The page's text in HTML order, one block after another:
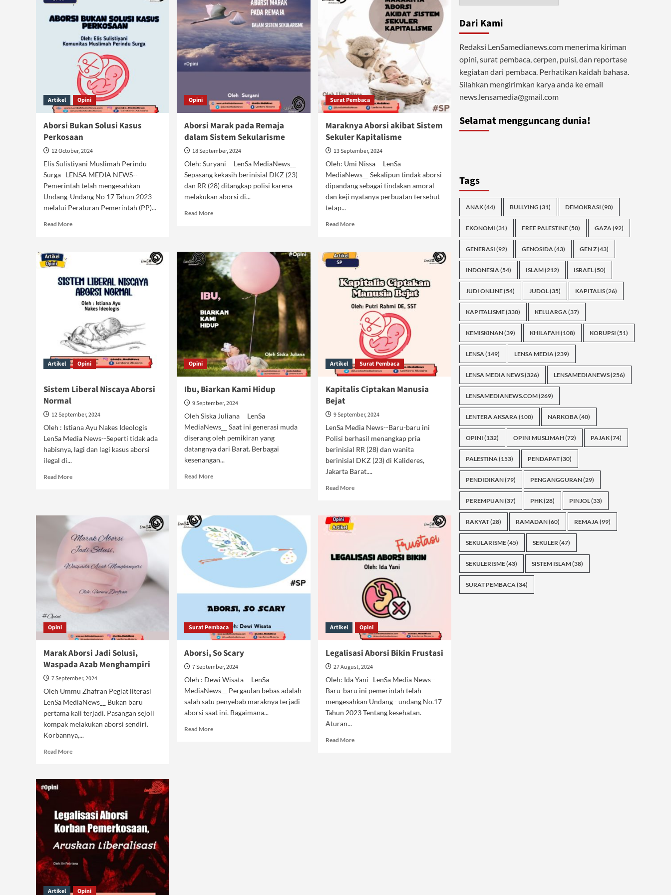
Artikel Opini
Aborsi Bukan Solusi Kasus
Perkosaan
12 October, 2024
Elis Sulistiyani Muslimah Perindu
Surga LENSA MEDIA NEWS--
Pemerintah telah mengesahkan
Undang-Undang No 17 Tahun 2023
melalui Peraturan Pemerintah (PP)...
Read MoreRead
Kasus
Perkosaan
Opini
Aborsi Marak pada Remaja
dalam Sistem Sekularisme
18 September, 2024
Oleh: Suryani LenSa MediaNews__
Sepasang kekasih berinisial DKZ (23)
dan RR (28) ditangkap polisi karena
melakukan aborsi di...
Read MoreRead
pada
Remaja
dalam
Sekularisme
Surat Pembaca
Maraknya Aborsi akibat Sistem
Sekuler Kapitalisme
13 September, 2024
Oleh: Umi Nissa LenSa
MediaNews__ Sekalipun tindak aborsi
dipandang sebagai tindakan amoral
dan keji nyatanya perbuatan tersebut
tetap...
Read MoreRead
Maraknya
Aborsi
akibat
Sistem
Sekuler
Kapitalisme
Artikel Opini
Sistem Liberal Niscaya Aborsi
Normal
12 September, 2024
Oleh : Istiana Ayu Nakes Ideologis
LenSa Media News--Seperti tidak ada
habisnya, lagi dan lagi kasus aborsi
ilegal di...
Read MoreRead
Niscaya
Aborsi
Normal
Opini
Ibu, Biarkan Kami Hidup
9 September, 2024
Oleh Siska Juliana LenSa
MediaNews__ Saat ini generasi muda
diserang oleh pemikiran yang
datangnya dari Barat. Berbagai
kesenangan...
Read MoreRead
Hidup
Artikel Surat Pembaca
Kapitalis Ciptakan Manusia
Bejat
9 September, 2024
LenSa Media News--Baru-baru ini
Polisi berhasil menangkap pria
berinisial RR (28) dan wanita
berinisial DKZ (23) di Kalideres,
Jakarta Barat....
Read MoreRead
Kapitalis
Ciptakan
Opini
Marak Aborsi Jadi Solusi,
Waspada Azab Menghampiri
7 September, 2024
Oleh Ummu Zhafran Pegiat literasi
LenSa MediaNews__ Bukan baru
pertama kali terjadi. Pasangan sejoli
kompak melakukan aborsi sendiri.
Korbannya,...
Read MoreRead
Marak
Aborsi
Jadi
Solusi,
Waspada
Azab
Menghampiri
Surat Pembaca
Aborsi, So Scary
7 September, 2024
Oleh : Dewi Wisata LenSa
MediaNews__ Pergaulan bebas adalah
salah satu penyebab maraknya terjadi
aborsi saat ini. Bagaimana...
Read MoreRead
Artikel Opini
Legalisasi Aborsi Bikin Frustasi
27 August, 2024
Oleh: Ida Yani LenSa Media News--
Baru-baru ini pemerintah telah
mengesahkan Undang - undang No.17
Tahun 2023 Tentang kesehatan.
Aturan...
Read MoreRead
Artikel Opini
Dari Kami
Redaksi LenSamedianews.com menerima kiriman
opini, surat pembaca, cerpen, puisi, dan reportase
kegiatan dari pembaca. Perhatikan kaidah bahasa.
Silahkan mengirimkan karya anda ke email
news.lensamedia@gmail.com
Selamat mengguncang dunia!
Tags
ANAK(44) BULLYING (31) DEMOKRASI (90)
EKONOMI (31) FREE PALESTINE(50) GAZA(92)
GENERASI (92) GENOSIDA(43) GEN Z(43)
INDONESIA(54) ISLAM(212) ISRAEL(50)
JUDI ONLINE(54) JUDOL(35) KAPITALIS(26)
KAPITALISME(330) KELUARGA(37)
KEMISKINAN(39) KHILAFAH(108) KORUPSI (51)
LENSA(149) LENSA MEDIA(239)
LENSA MEDIA NEWS(326) LENSAMEDIANEWS(256)
LENSAMEDIANEWS.COM(269)
LENTERA AKSARA(100) NARKOBA(40)
OPINI (132) OPINI MUSLIMAH(72) PAJAK(74)
PALESTINA(153) PENDAPAT(30)
PENDIDIKAN(79) PENGANGGURAN(29)
PEREMPUAN(37) PHK(28) PINJOL(33)
RAKYAT(28) RAMADAN(60) REMAJA(99)
SEKULARISME(45) SEKULER(47)
SEKULERISME(43) SISTEM ISLAM(38)
SURAT PEMBACA(34)